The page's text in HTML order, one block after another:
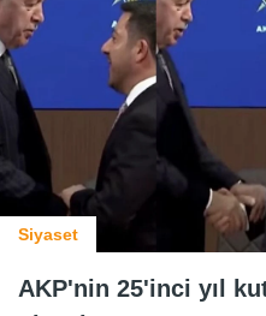
Siyaset
AKP'nin 25'inci yıl